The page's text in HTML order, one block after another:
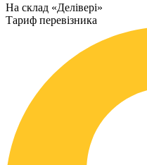
На склад «Делівері»
Тариф перевізника